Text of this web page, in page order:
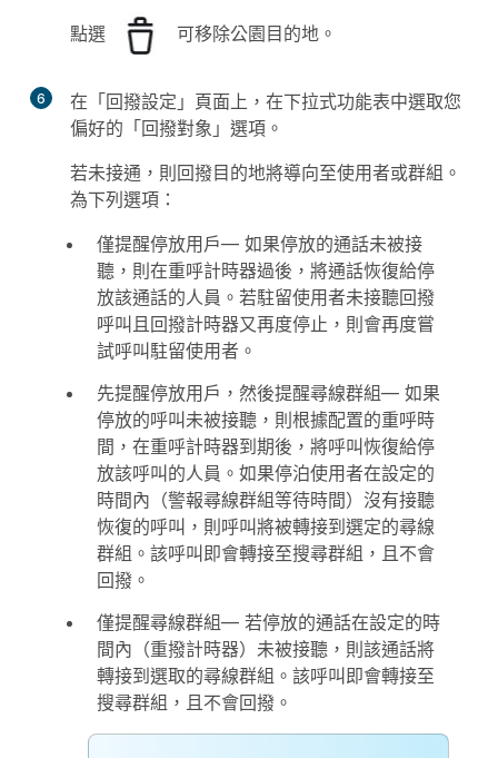
點選 可移除公園目的地。
6 在「 回撥設定 」頁面上，在下拉式功能表中選取您
偏好的「 回撥對象 」選項。
若未接通，則回撥目的地將導向至使用者或群組。
為下列選項：
僅提醒停放用戶— 如果停放的通話未被接
聽，則在重呼計時器過後，將通話恢復給停
放該通話的人員。若駐留使用者未接聽回撥
呼叫且回撥計時器又再度停止，則會再度嘗
試呼叫駐留使用者。
先提醒停放用戶，然後提醒尋線群組— 如果
停放的呼叫未被接聽，則根據配置的重呼時
間，在重呼計時器到期後，將呼叫恢復給停
放該呼叫的人員。如果停泊使用者在設定的
時間內（警報尋線群組等待時間）沒有接聽
恢復的呼叫，則呼叫將被轉接到選定的尋線
群組。該呼叫即會轉接至搜尋群組，且不會
回撥。
僅提醒尋線群組— 若停放的通話在設定的時
間內（重撥計時器）未被接聽，則該通話將
轉接到選取的尋線群組。該呼叫即會轉接至
搜尋群組，且不會回撥。